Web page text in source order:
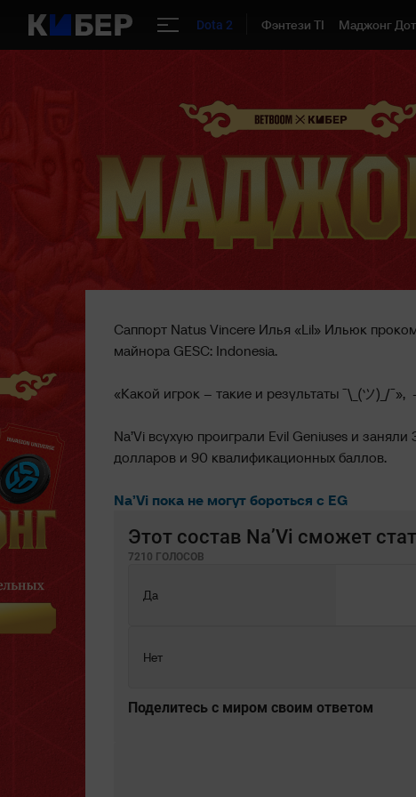
Dota 2 Фэнтези TI Маджонг
Саппорт Natus Vincere Илья «Lil» Ильюк
майнора GESC: Indonesia.
«Какой игрок – такие и результаты ¯\_(ツ)_/¯»,
Na’Vi всухую проиграли Evil Geniuses и
долларов и 90 квалификационных баллов.
Na’Vi пока не могут бороться с EG
Этот состав Na’Vi сможет
7210 ГОЛОСОВ
Да
Нет
Поделитесь c миром своим ответом